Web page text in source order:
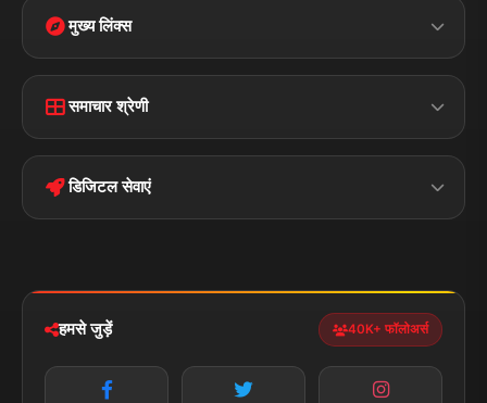
मुख्य लिंक्स
Disclaimer
Terms &
Privacy Policy
समाचार श्रेणी
पॉलिटिकल झारखण्ड
डिजिटल सेवाएं
न्यूज़ अलर्ट
हमसे जुड़ें 40K+ फॉलोअर्स